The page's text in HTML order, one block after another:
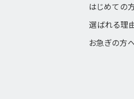
はじめての
選ばれる理
お急ぎの方